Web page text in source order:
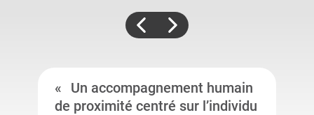
Un accompagnement humain
de proximité centré sur l’individu